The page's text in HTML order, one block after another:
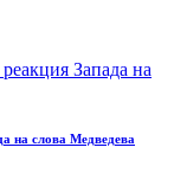
на слова Медведева